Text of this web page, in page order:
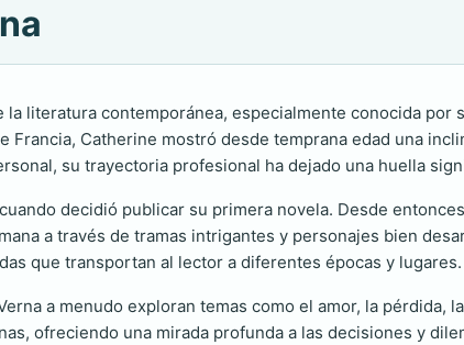
literatura contemporánea, especialmente conocida por
Francia, Catherine mostró desde temprana edad una
su trayectoria profesional ha dejado una huella
decidió publicar su primera novela. Desde
a través de tramas intrigantes y personajes bien
que transportan al lector a diferentes épocas y lugares.
a menudo exploran temas como el amor, la pérdida,
ofreciendo una mirada profunda a las decisiones y